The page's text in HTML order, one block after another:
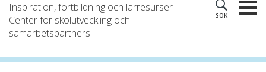
Inspiration, fortbildning och lärresurser
Center för skolutveckling och
samarbetspartners
SÖK